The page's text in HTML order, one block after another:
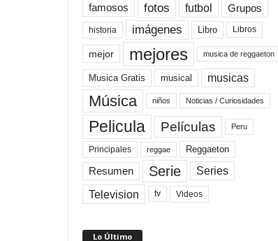
famosos fotos futbol Grupos
historia imágenes Libro Libros
mejor mejores musica de reggaeton
Musica Gratis musical musicas
Música niños Noticias / Curiosidades
Pelicula Películas Peru
Principales reggae Reggaeton
Resumen Serie Series
Television tv Videos
Lo Último